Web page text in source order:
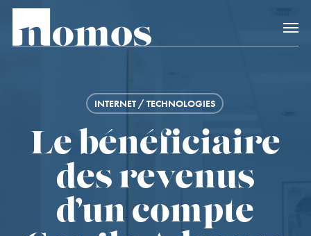
Skip
main
Accès rapide
INTERNET / TECHNOLOGIES
Le bénéficiaire
des revenus
d’un compte